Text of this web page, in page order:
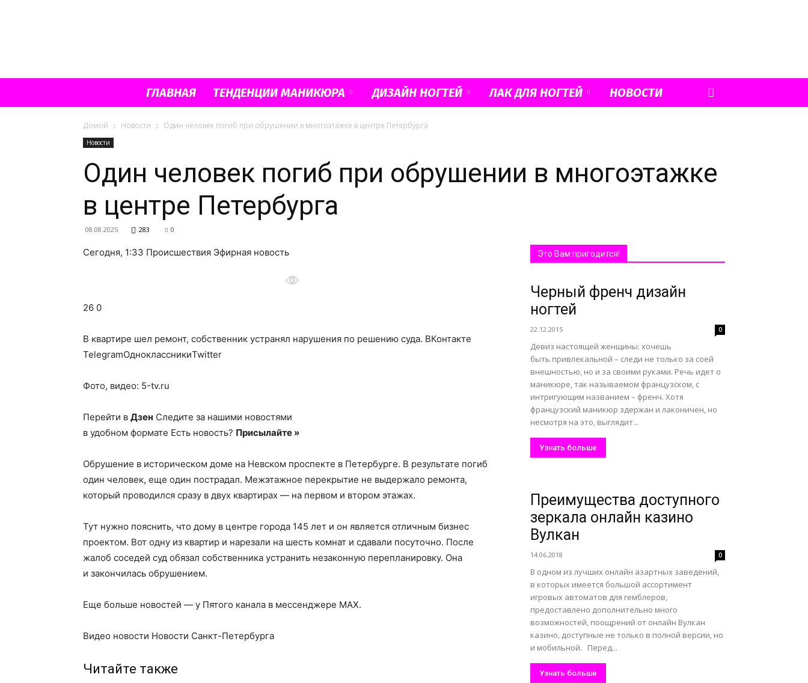
Французский
нем
ГЛАВНАЯ ТЕНДЕНЦИИ МАНИКЮРА ДИЗАЙН НОГТЕЙ ЛАК ДЛЯ НОГТЕЙ НОВОСТИ
Домой Новости Один человек погиб при обрушении в многоэтажке в центре Петербурга
Новости
Один человек погиб при обрушении в многоэтажке
в центре Петербурга
08.08.2025 283 0
Сегодня, 1:33 Происшествия Эфирная новость
26 0
В квартире шел ремонт, собственник устранял нарушения по решению суда. ВКонтакте
TelegramОдноклассникиTwitter
Фото, видео: 5-tv.ru
Перейти в Дзен Следите за нашими новостями
в удобном формате Есть новость? Присылайте »
Обрушение в историческом доме на Невском проспекте в Петербурге. В результате погиб
один человек, еще один пострадал. Межэтажное перекрытие не выдержало ремонта,
который проводился сразу в двух квартирах — на первом и втором этажах.
Тут нужно пояснить, что дому в центре города 145 лет и он является отличным бизнес
проектом. Вот одну из квартир и нарезали на шесть комнат и сдавали посуточно. После
жалоб соседей суд обязал собственника устранить незаконную перепланировку. Она
и закончилась обрушением.
Еще больше новостей — у Пятого канала в мессенджере MAX.
Видео новости Новости Санкт-Петербурга
Читайте также
Это Вам пригодится!
Черный френч дизайн
ногтей
22.12.2015 0
Девиз настоящей женщины: хочешь
быть привлекальной – следи не только за соей
внешностью, но и за своими руками. Речь идет о
маникюре, так называемом французском, с
интригующим названием – френч. Хотя
французский маникюр здержан и лаконичен, но
несмотря на это, выглядит...
Узнать больше
Преимущества доступного
зеркала онлайн казино
Вулкан
14.06.2018 0
В одном из лучших онлайн азартных заведений,
в которых имеется большой ассортимент
игровых автоматов для гемблеров,
предоставлено дополнительно много
возможностей, поощрений от онлайн Вулкан
казино, доступные не только в полной версии, но
и мобильной. Перед...
Узнать больше